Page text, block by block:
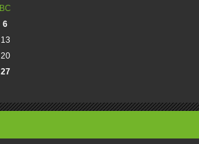
ВС
6
13
20
27